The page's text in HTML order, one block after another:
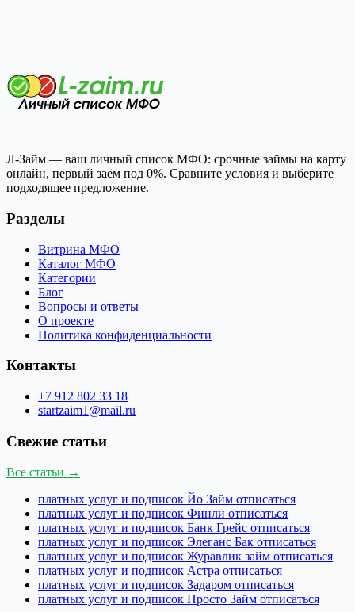
Л-Займ — ваш личный список МФО: срочные займы на карту
онлайн, первый заём под 0%. Сравните условия и выберите
подходящее предложение.
Разделы
Витрина МФО
Каталог МФО
Категории
Блог
Вопросы и ответы
О проекте
Политика конфиденциальности
Контакты
+7 912 802 33 18
startzaim1@mail.ru
Свежие статьи
Все статьи →
платных услуг и подписок Йо Займ отписаться
платных услуг и подписок Финли отписаться
платных услуг и подписок Банк Грейс отписаться
платных услуг и подписок Элеганс Бак отписаться
платных услуг и подписок Журавлик займ отписаться
платных услуг и подписок Астра отписаться
платных услуг и подписок Задаром отписаться
платных услуг и подписок Просто Займ отписаться